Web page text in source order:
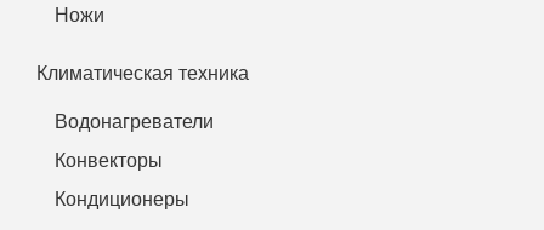
Ножи
Климатическая техника
Водонагреватели
Конвекторы
Кондиционеры